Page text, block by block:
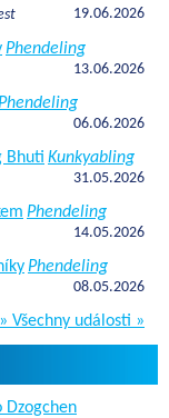
19.06.2026
Phendeling
13.06.2026
06.06.2026
Bhuti Kunkyabling
31.05.2026
Phendeling
14.05.2026
Phendeling
08.05.2026
» Všechny události »